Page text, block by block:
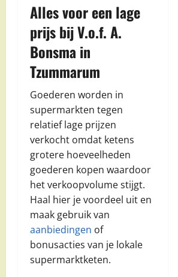
Alles voor een lage
prijs bij V.o.f. A.
Bonsma in
Tzummarum
Goederen worden in
supermarkten tegen
relatief lage prijzen
verkocht omdat ketens
grotere hoeveelheden
goederen kopen waardoor
het verkoopvolume stijgt.
Haal hier je voordeel uit en
maak gebruik van
aanbiedingen of
bonusacties van je lokale
supermarktketen.